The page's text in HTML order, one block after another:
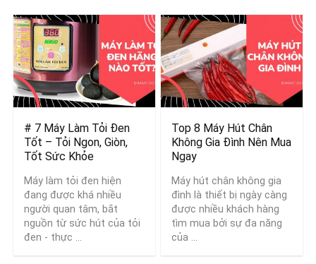
# 7 Máy Làm Tỏi Đen
Tốt – Tỏi Ngon, Giòn,
Tốt Sức Khỏe
Máy làm tỏi đen hiện
đang được khá nhiều
người quan tâm, bắt
nguồn từ sức hút của tỏi
đen - thực ...
Top 8 Máy Hút Chân
Không Gia Đình Nên Mua
Ngay
Máy hút chân không gia
đình là thiết bị ngày càng
được nhiều khách hàng
tìm mua bởi sự đa năng
của ...